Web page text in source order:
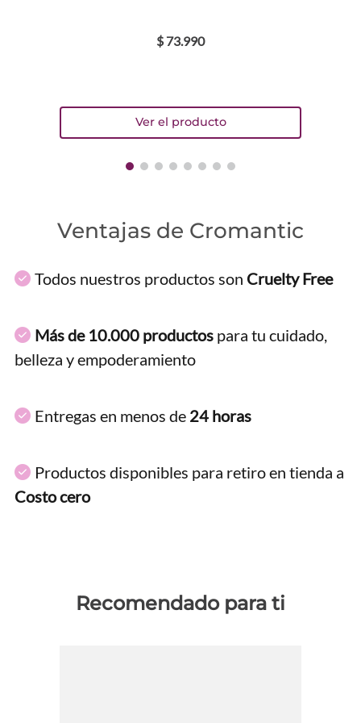
ENVIAR COMENTARIO
$ 73.990
Ventajas de Cromantic
Todos nuestros productos son Cruelty Free
Más de 10.000 productos para tu cuidado,
belleza y empoderamiento
Entregas en menos de 24 horas
Productos disponibles para retiro en tienda a
Costo cero
Recomendado para ti